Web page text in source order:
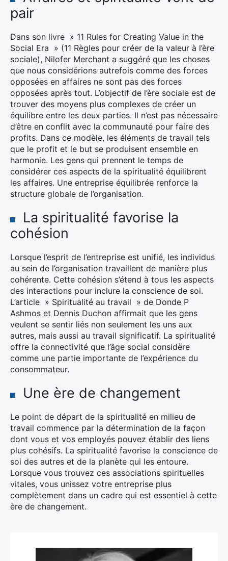
pair
Dans son livre » 11 Rules for Creating Value in the
Social Era » (11 Règles pour créer de la valeur à l’ère
sociale), Nilofer Merchant a suggéré que les choses
que nous considérions autrefois comme des forces
opposées en affaires ne sont pas des forces
opposées après tout. L’objectif de l’ère sociale est de
trouver des moyens plus complexes de créer un
équilibre entre les deux parties. Il n’est pas nécessaire
d’être en conflit avec la communauté pour faire des
profits. Dans ce modèle, les éléments de travail tels
que le profit et le but se produisent ensemble en
harmonie. Les gens qui prennent le temps de
considérer ces aspects de la spiritualité équilibrent
les affaires. Une entreprise équilibrée renforce la
structure globale de l’organisation.
La spiritualité favorise la
cohésion
Lorsque l’esprit de l’entreprise est unifié, les individus
au sein de l’organisation travaillent de manière plus
cohérente. Cette cohésion s’étend à tous les aspects
des interactions pour inclure la conscience de soi.
L’article » Spiritualité au travail » de Donde P
Ashmos et Dennis Duchon affirmait que les gens
veulent se sentir liés non seulement les uns aux
autres, mais aussi au travail significatif. La spiritualité
offre la connectivité que l’âge social considère
comme une partie importante de l’expérience du
consommateur.
Une ère de changement
Le point de départ de la spiritualité en milieu de
travail commence par la détermination de la façon
dont vous et vos employés pouvez établir des liens
plus cohésifs. La spiritualité favorise la conscience de
soi des autres et de la planète qui les entoure.
Lorsque vous trouvez ces associations spirituelles
vitales, vous unissez votre entreprise plus
complètement dans un cadre qui est essentiel à cette
ère de changement.
Rechercher
: